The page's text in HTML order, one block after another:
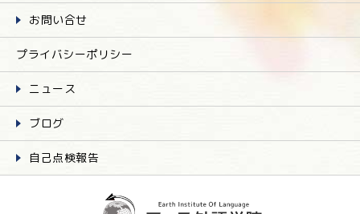
お問い合せ
プライバシーポリシー
ニュース
ブログ
自己点検報告